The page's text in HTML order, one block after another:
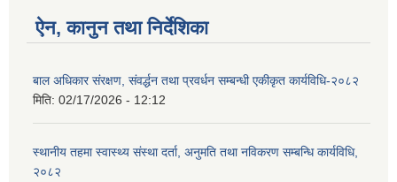
ऐन, कानुन तथा निर्देशिका
बाल अधिकार संरक्षण, संवर्द्धन तथा प्रवर्धन सम्बन्धी एकीकृत कार्यविधि-२०८२
मिति: 02/17/2026 - 12:12
स्थानीय तहमा स्वास्थ्य संस्था दर्ता, अनुमति तथा नविकरण सम्बन्धि कार्यविधि,
२०८२